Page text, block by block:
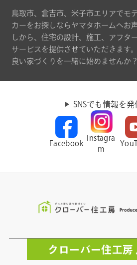
鳥取市、倉吉市、米子市エリアでモ
カーをお探しならヤマタホームへお
しから、住宅の設計、施工、アフタ
サービスを提供させていただきます
良い家づくりを一緒に始めませんか？
SNSでも情報を発
Facebook
Instagra
m
クローバー住工房